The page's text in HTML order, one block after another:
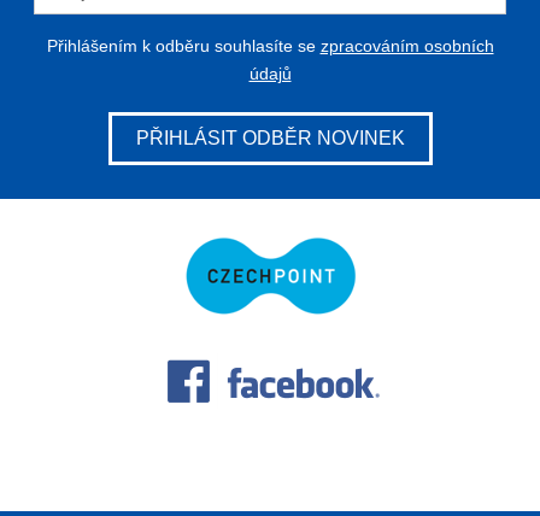
Přihlášením k odběru souhlasíte se zpracováním osobních
údajů
PŘIHLÁSIT ODBĚR NOVINEK